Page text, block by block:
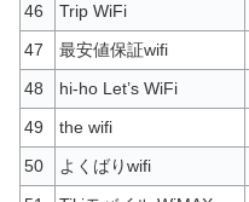
46
Trip WiFi
47
最安値保証wifi
48
hi-ho Let’s WiFi
49
the wifi
50
よくばりwifi